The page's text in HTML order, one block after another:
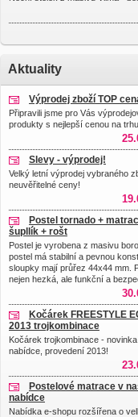
Aktuality
Výprodej zboží TOP
Připravili jsme pro Vás
produkty s nejlepší cenou na
Slevy - výprodej!
Velký letní výprodej vybraného
neuvěřitelné ceny!
Postel tornado +
šupllík + rošt
Postel je vyrobena z masivu
postel má stabilní a pevnou
sloupky mají průřez 44x44 mm.
nejen hezká, ale funkční a
Kočárek FREESTYLE
2013 trojkombinace
Kočárek trojkombinace -
nabídce, provedení 2013!
Postelové matrace v
nabídce
Nabídka e-shopu rozšířena o